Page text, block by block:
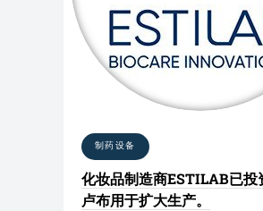
制药设备
化妆品制造商ESTILAB已投
卢布用于扩大生产。